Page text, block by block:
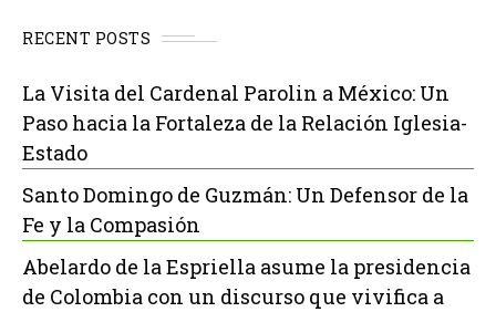
RECENT POSTS
La Visita del Cardenal Parolin a México: Un
Paso hacia la Fortaleza de la Relación Iglesia-
Estado
Santo Domingo de Guzmán: Un Defensor de la
Fe y la Compasión
Abelardo de la Espriella asume la presidencia
de Colombia con un discurso que vivifica a